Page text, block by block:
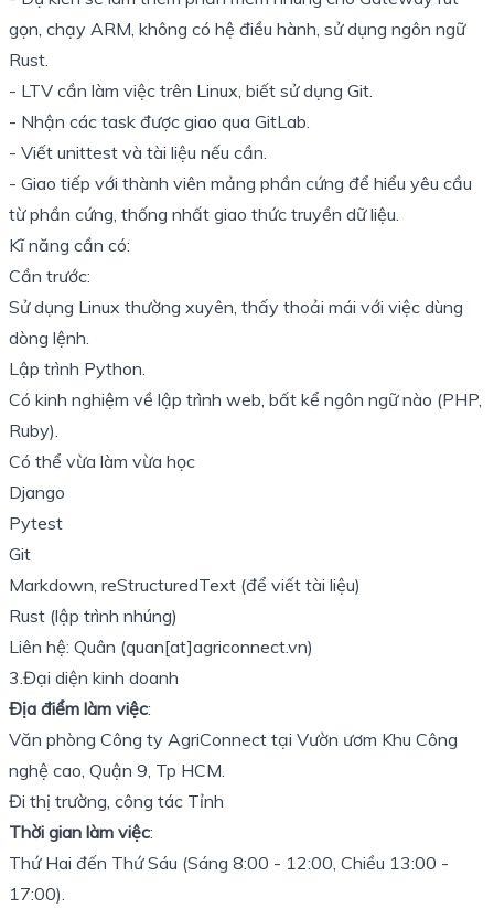
gọn, chạy ARM, không có hệ điều hành, sử dụng ngôn ngữ
Rust.
- LTV cần làm việc trên Linux, biết sử dụng Git.
- Nhận các task được giao qua GitLab.
- Viết unittest và tài liệu nếu cần.
- Giao tiếp với thành viên mảng phần cứng để hiểu yêu cầu
từ phần cứng, thống nhất giao thức truyền dữ liệu.
Kĩ năng cần có:
Cần trước:
Sử dụng Linux thường xuyên, thấy thoải mái với việc dùng
dòng lệnh.
Lập trình Python.
Có kinh nghiệm về lập trình web, bất kể ngôn ngữ nào (PHP,
Ruby).
Có thể vừa làm vừa học
Django
Pytest
Git
Markdown, reStructuredText (để viết tài liệu)
Rust (lập trình nhúng)
Liên hệ: Quân (quan[at]agriconnect.vn)
3.Đại diện kinh doanh
Địa điểm làm việc:
Văn phòng Công ty AgriConnect tại Vườn ươm Khu Công
nghệ cao, Quận 9, Tp HCM.
Đi thị trường, công tác Tỉnh
Thời gian làm việc:
Thứ Hai đến Thứ Sáu (Sáng 8:00 - 12:00, Chiều 13:00 -
17:00).